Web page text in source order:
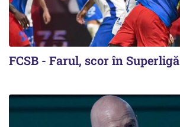
FCSB - Farul, scor în Superligă